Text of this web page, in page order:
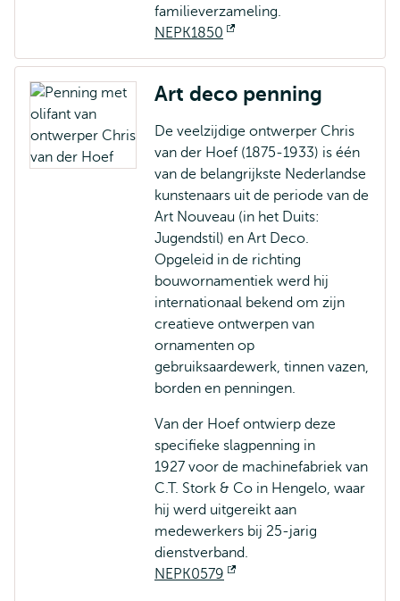
familieverzameling.
NEPK1850
extern
Art deco penning
De veelzijdige ontwerper Chris
van der Hoef (1875-1933) is één
van de belangrijkste Nederlandse
kunstenaars uit de periode van de
Art Nouveau (in het Duits:
Jugendstil) en Art Deco.
Opgeleid in de richting
bouwornamentiek werd hij
internationaal bekend om zijn
creatieve ontwerpen van
ornamenten op
gebruiksaardewerk, tinnen vazen,
borden en penningen.
Van der Hoef ontwierp deze
specifieke slagpenning in
1927 voor de machinefabriek van
C.T. Stork & Co in Hengelo, waar
hij werd uitgereikt aan
medewerkers bij 25-jarig
dienstverband.
NEPK0579